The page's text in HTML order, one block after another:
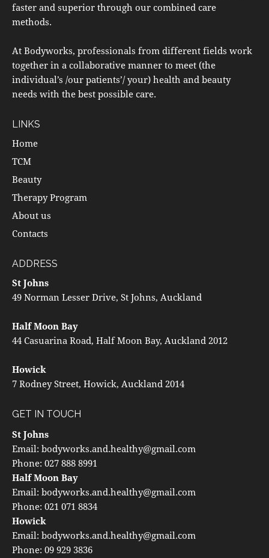
faster and superior through our combined care
methods.
At Bodyworks, professionals from different fields work
together in a collaborative manner to meet (the
individual’s /our patients’/ your) health and beauty
needs with the best possible care.
LINKS
Home
TCM
Beauty
Therapy Program
About us
Contacts
ADDRESS
St Johns
49 Norman Lesser Drive, St Johns, Auckland
Half Moon Bay
44 Casuarina Road, Half Moon Bay, Auckland 2012
Howick
7 Rodney Street, Howick, Auckland 2014
GET IN TOUCH
St Johns
Email: bodyworks.and.healthy@gmail.com
Phone: 027 888 8991
Half Moon Bay
Email: bodyworks.and.healthy@gmail.com
Phone: 021 071 8834
Howick
Email: bodyworks.and.healthy@gmail.com
Phone: 09 929 3836